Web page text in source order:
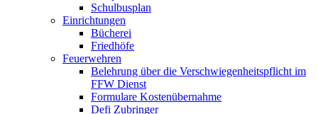
Schulbusplan
Einrichtungen
Bücherei
Friedhöfe
Feuerwehren
Belehrung über die Verschwiegenheitspflicht im
FFW Dienst
Formulare Kostenübernahme
Defi Zubringer